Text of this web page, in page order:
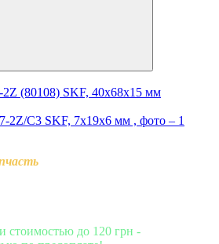
(80108) SKF, 40х68х15 мм
стоимостью до 120 грн -